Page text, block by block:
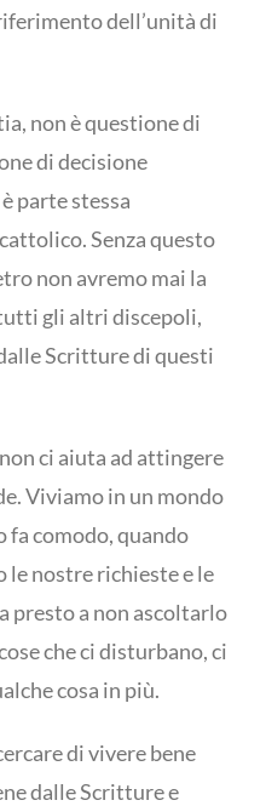
dell’unità di
non è questione di
di decisione
parte stessa
Senza questo
non avremo mai la
gli altri discepoli,
Scritture di questi
ci aiuta ad attingere
Viviamo in un mondo
fa comodo, quando
le nostre richieste e le
presto a non ascoltarlo
che ci disturbano, ci
cosa in più.
di vivere bene
dalle Scritture e